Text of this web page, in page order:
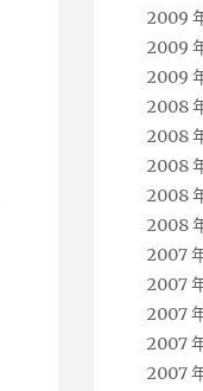
2009
2009
2009
2008
2008
2008
2008
2008
2007
2007
2007
2007
2007